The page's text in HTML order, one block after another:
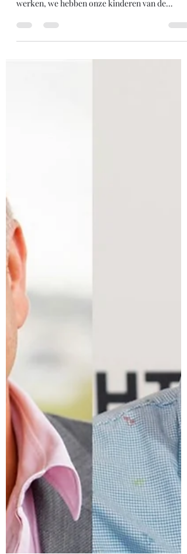
Op 12 maart ben ik met mijn gezin in
quarantaine gegaan. Mijn vrouw is gestopt met